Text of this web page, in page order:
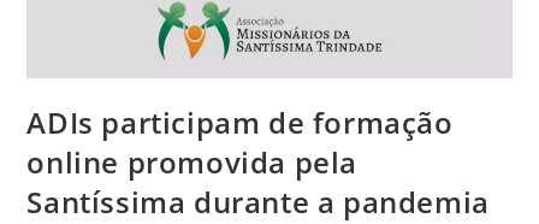
ADIs participam de formação
online promovida pela
Santíssima durante a pandemia